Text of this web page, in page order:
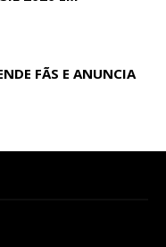
FÃS E ANUNCIA